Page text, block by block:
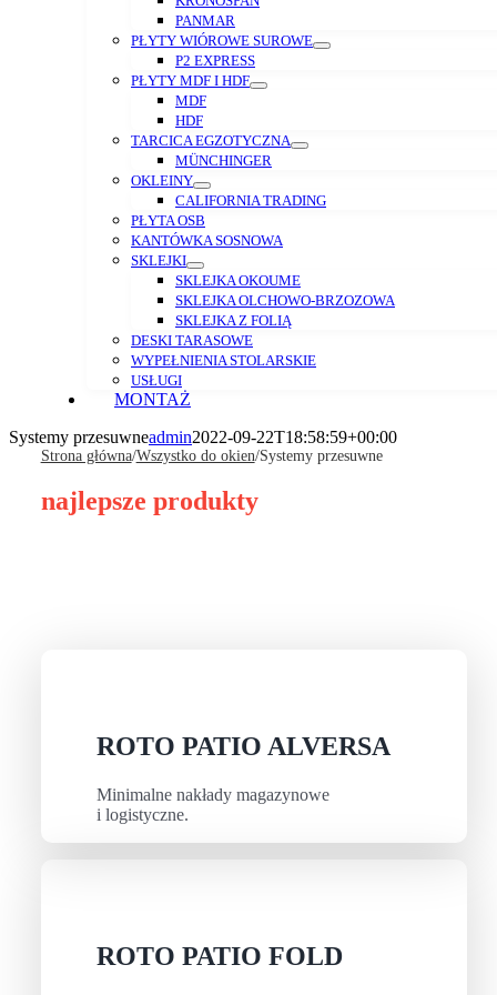
PANMAR
PŁYTY WIÓROWE SUROWE
P2 EXPRESS
PŁYTY MDF I HDF
MDF
HDF
TARCICA EGZOTYCZNA
MÜNCHINGER
OKLEINY
CALIFORNIA TRADING
PŁYTA OSB
KANTÓWKA SOSNOWA
SKLEJKI
SKLEJKA OKOUME
SKLEJKA OLCHOWO-BRZOZOWA
SKLEJKA Z FOLIĄ
DESKI TARASOWE
WYPEŁNIENIA STOLARSKIE
USŁUGI
MONTAŻ
Systemy przesuwneadmin2022-09-22T18:58:59+00:00
Strona główna/Wszystko do okien/Systemy przesuwne
najlepsze produkty
ROTO PATIO ALVERSA
Minimalne nakłady magazynowe
i logistyczne.
ROTO PATIO FOLD